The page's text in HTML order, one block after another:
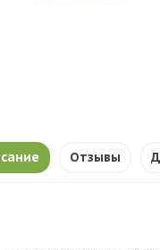
Отзывы